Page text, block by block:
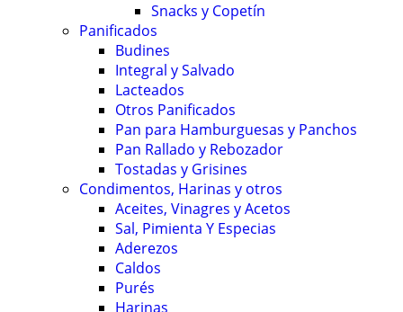
Snacks y Copetín
Panificados
Budines
Integral y Salvado
Lacteados
Otros Panificados
Pan para Hamburguesas y Panchos
Pan Rallado y Rebozador
Tostadas y Grisines
Condimentos, Harinas y otros
Aceites, Vinagres y Acetos
Sal, Pimienta Y Especias
Aderezos
Caldos
Purés
Harinas